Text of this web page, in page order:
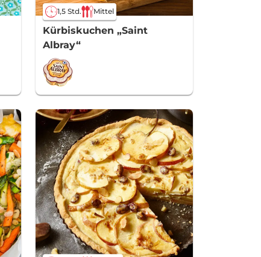
1,5 Std. Mittel
Kürbiskuchen „Saint
Albray“